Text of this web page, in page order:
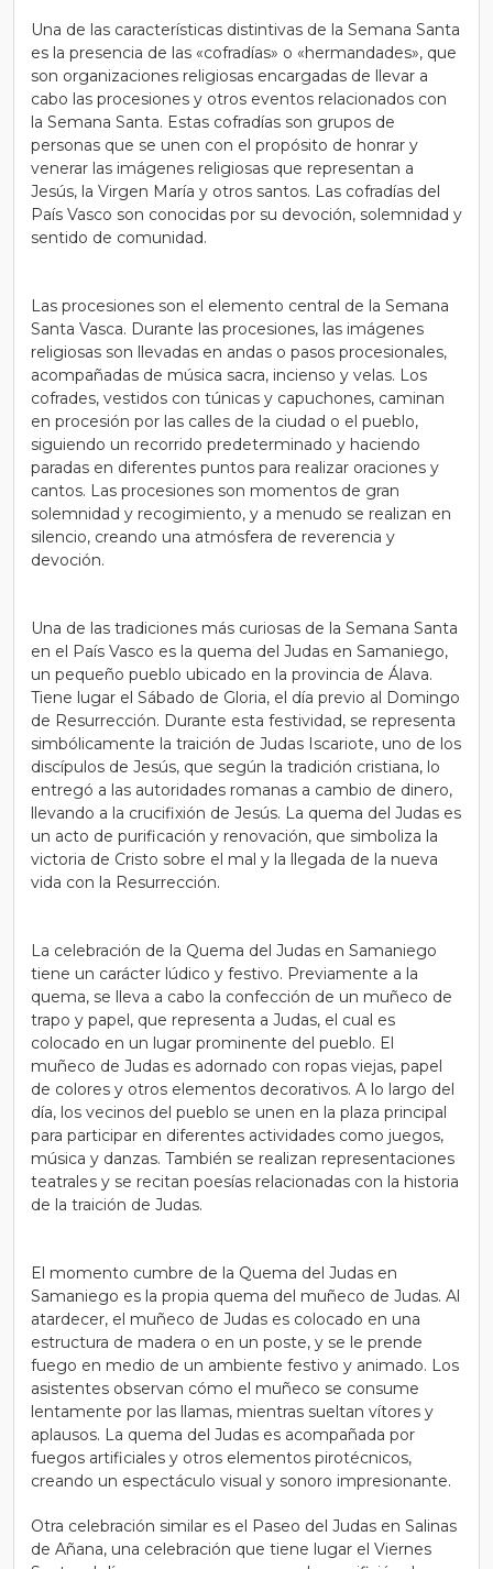
Una de las características distintivas de la Semana Santa
es la presencia de las «cofradías» o «hermandades», que
son organizaciones religiosas encargadas de llevar a
cabo las procesiones y otros eventos relacionados con
la Semana Santa. Estas cofradías son grupos de
personas que se unen con el propósito de honrar y
venerar las imágenes religiosas que representan a
Jesús, la Virgen María y otros santos. Las cofradías del
País Vasco son conocidas por su devoción, solemnidad y
sentido de comunidad.
Las procesiones son el elemento central de la Semana
Santa Vasca. Durante las procesiones, las imágenes
religiosas son llevadas en andas o pasos procesionales,
acompañadas de música sacra, incienso y velas. Los
cofrades, vestidos con túnicas y capuchones, caminan
en procesión por las calles de la ciudad o el pueblo,
siguiendo un recorrido predeterminado y haciendo
paradas en diferentes puntos para realizar oraciones y
cantos. Las procesiones son momentos de gran
solemnidad y recogimiento, y a menudo se realizan en
silencio, creando una atmósfera de reverencia y
devoción.
Una de las tradiciones más curiosas de la Semana Santa
en el País Vasco es la quema del Judas en Samaniego,
un pequeño pueblo ubicado en la provincia de Álava.
Tiene lugar el Sábado de Gloria, el día previo al Domingo
de Resurrección. Durante esta festividad, se representa
simbólicamente la traición de Judas Iscariote, uno de los
discípulos de Jesús, que según la tradición cristiana, lo
entregó a las autoridades romanas a cambio de dinero,
llevando a la crucifixión de Jesús. La quema del Judas es
un acto de purificación y renovación, que simboliza la
victoria de Cristo sobre el mal y la llegada de la nueva
vida con la Resurrección.
La celebración de la Quema del Judas en Samaniego
tiene un carácter lúdico y festivo. Previamente a la
quema, se lleva a cabo la confección de un muñeco de
trapo y papel, que representa a Judas, el cual es
colocado en un lugar prominente del pueblo. El
muñeco de Judas es adornado con ropas viejas, papel
de colores y otros elementos decorativos. A lo largo del
día, los vecinos del pueblo se unen en la plaza principal
para participar en diferentes actividades como juegos,
música y danzas. También se realizan representaciones
teatrales y se recitan poesías relacionadas con la historia
de la traición de Judas.
El momento cumbre de la Quema del Judas en
Samaniego es la propia quema del muñeco de Judas. Al
atardecer, el muñeco de Judas es colocado en una
estructura de madera o en un poste, y se le prende
fuego en medio de un ambiente festivo y animado. Los
asistentes observan cómo el muñeco se consume
lentamente por las llamas, mientras sueltan vítores y
aplausos. La quema del Judas es acompañada por
fuegos artificiales y otros elementos pirotécnicos,
creando un espectáculo visual y sonoro impresionante.
Otra celebración similar es el Paseo del Judas en Salinas
de Añana, una celebración que tiene lugar el Viernes